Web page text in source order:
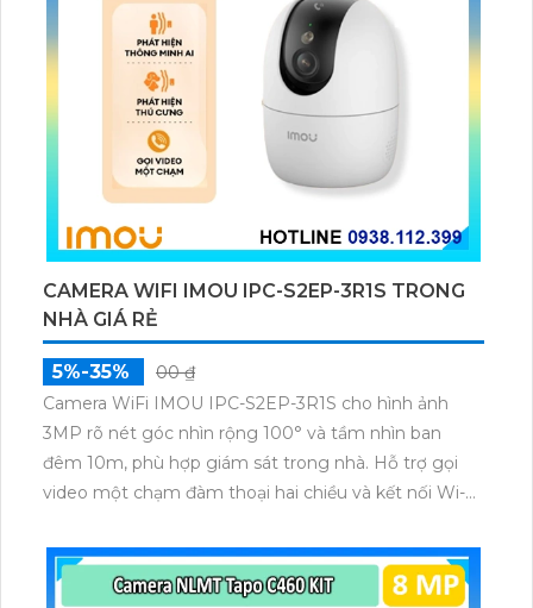
CAMERA WIFI IMOU IPC-S2EP-3R1S TRONG
NHÀ GIÁ RẺ
5%-35%
00 ₫
Camera WiFi IMOU IPC-S2EP-3R1S cho hình ảnh
3MP rõ nét góc nhìn rộng 100° và tầm nhìn ban
đêm 10m, phù hợp giám sát trong nhà. Hỗ trợ gọi
video một chạm đàm thoại hai chiều và kết nối Wi-Fi
microSD tối đa 256GB hoặc lưu đám mây dễ lắp đặt
cho gia đình và văn phòng nhỏ.